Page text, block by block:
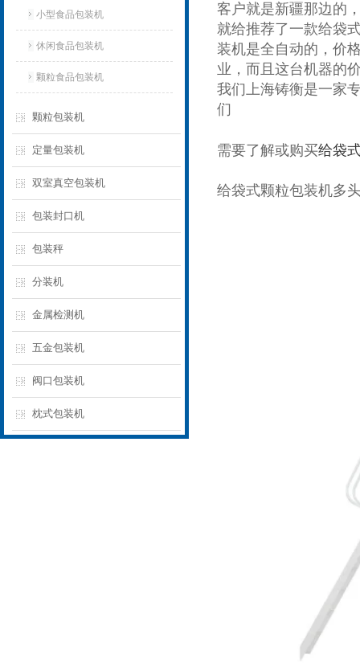
小型食品包装机
休闲食品包装机
颗粒食品包装机
颗粒包装机
定量包装机
双室真空包装机
包装封口机
包装秤
分装机
金属检测机
五金包装机
阀口包装机
枕式包装机
客户就是新疆那边的
就给推荐了一款给袋
装机是全自动的，价
业，而且这台机器的
我们上海铸衡是一家
们
需要了解或购买给袋
给袋式颗粒包装机多